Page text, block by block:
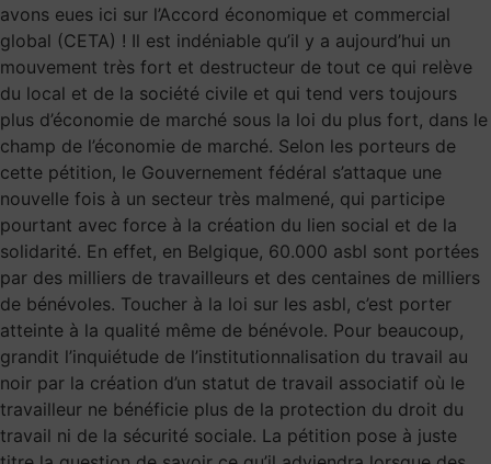
avons eues ici sur l’Accord économique et commercial
global (CETA) ! Il est indéniable qu’il y a aujourd’hui un
mouvement très fort et destructeur de tout ce qui relève
du local et de la société civile et qui tend vers toujours
plus d’économie de marché sous la loi du plus fort, dans le
champ de l’économie de marché. Selon les porteurs de
cette pétition, le Gouvernement fédéral s’attaque une
nouvelle fois à un secteur très malmené, qui participe
pourtant avec force à la création du lien social et de la
solidarité. En effet, en Belgique, 60.000 asbl sont portées
par des milliers de travailleurs et des centaines de milliers
de bénévoles. Toucher à la loi sur les asbl, c’est porter
atteinte à la qualité même de bénévole. Pour beaucoup,
grandit l’inquiétude de l’institutionnalisation du travail au
noir par la création d’un statut de travail associatif où le
travailleur ne bénéficie plus de la protection du droit du
travail ni de la sécurité sociale. La pétition pose à juste